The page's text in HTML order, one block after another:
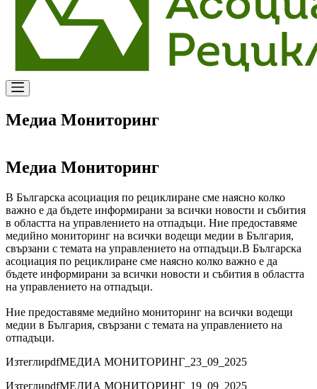
Медиа Мониторинг
Медиа Мониторинг
В Българска асоциация по рециклиране сме наясно колко
важно е да бъдете информирани за всички новости и събития
в областта на управлението на отпадъци. Ние предоставяме
медийно мониторинг на всички водещи медии в България,
свързани с темата на управлението на отпадъци.В Българска
асоциация по рециклиране сме наясно колко важно е да
бъдете информирани за всички новости и събития в областта
на управлението на отпадъци.
Ние предоставяме медийно мониторинг на всички водещи
медии в България, свързани с темата на управлението на
отпадъци.
ИзтеглиpdfМЕДИА МОНИТОРИНГ_23_09_2025
ИзтеглиpdfМЕДИА МОНИТОРИНГ_19_09_2025